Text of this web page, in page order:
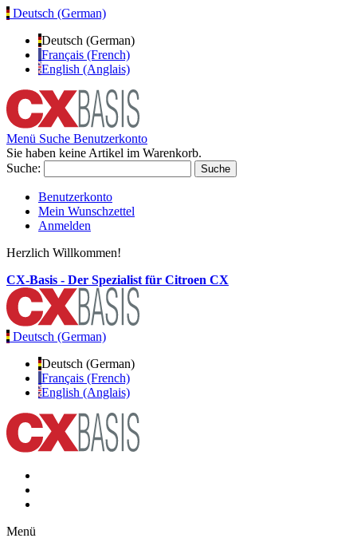
Deutsch (German)
Deutsch (German)
Français (French)
English (Anglais)
Menü Suche Benutzerkonto
Sie haben keine Artikel im Warenkorb.
Suche:
Suche
Benutzerkonto
Mein Wunschzettel
Anmelden
Herzlich Willkommen!
CX-Basis - Der Spezialist für Citroen CX
Deutsch (German)
Deutsch (German)
Français (French)
English (Anglais)
Menü